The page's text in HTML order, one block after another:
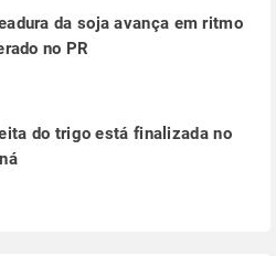
da soja avança em ritmo
no PR
do trigo está finalizada no